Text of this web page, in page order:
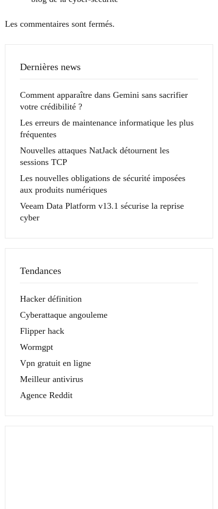
Les commentaires sont fermés.
Dernières news
Comment apparaître dans Gemini sans sacrifier
votre crédibilité ?
Les erreurs de maintenance informatique les plus
fréquentes
Nouvelles attaques NatJack détournent les
sessions TCP
Les nouvelles obligations de sécurité imposées
aux produits numériques
Veeam Data Platform v13.1 sécurise la reprise
cyber
Tendances
Hacker définition
Cyberattaque angouleme
Flipper hack
Wormgpt
Vpn gratuit en ligne
Meilleur antivirus
Agence Reddit